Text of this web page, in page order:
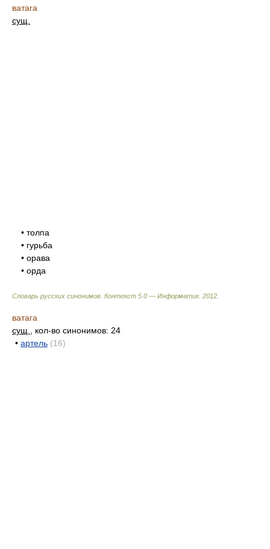
ватага
сущ.
• толпа
• гурьба
• орава
• орда
Словарь русских синонимов. Контекст 5.0 — Информатик. 2012
ватага
сущ.
, кол-во синонимов: 24
• артель (16)